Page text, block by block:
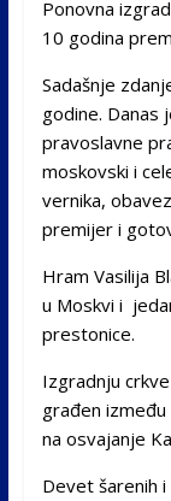
Ponovna
10 godina
Sadašnje
godine. Danas
pravoslavne
moskovski i
vernika,
premijer i
Hram Vasilija
u Moskvi i
prestonice.
Izgradnju
građen
na osvajanje
Devet šarenih